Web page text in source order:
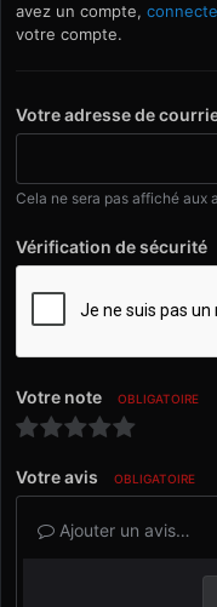
avez un compte,
votre compte.
Votre adresse de
Cela ne sera pas affiché aux
Vérification de sécurité
Votre note OBLIGATOIRE
Votre avis OBLIGATOIRE
Ajouter un avis…